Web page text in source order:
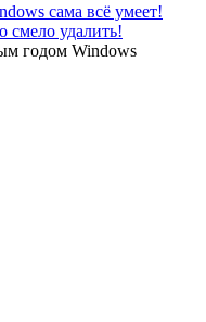
сама всё умеет!
смело удалить!
годом Windows